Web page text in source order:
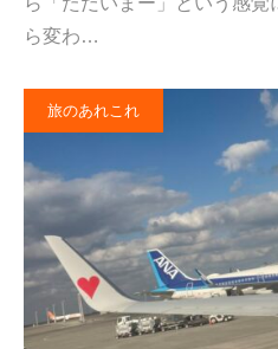
ら変わ…
旅のあれこれ